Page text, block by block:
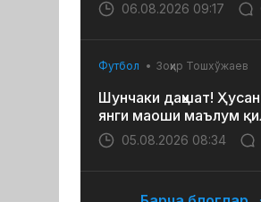
06.08.2026 09:17
Футбол Зоҳир Тошхўжаев
Шунчаки даҳшат!
янги маоши маълум
05.08.2026 08:34